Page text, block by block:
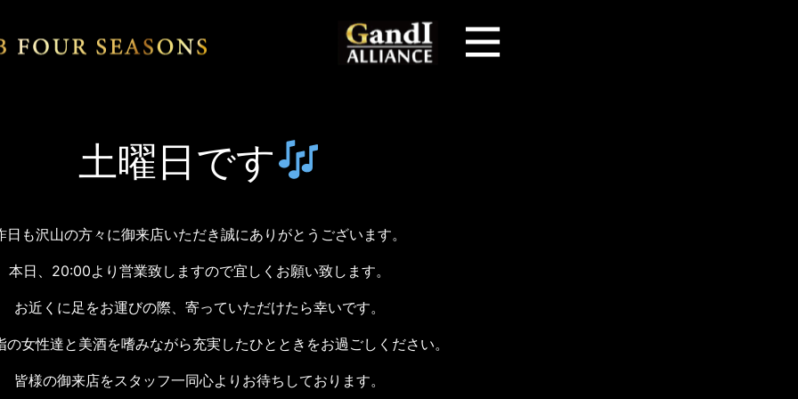
土曜日です
日も沢山の方々に御来店いただき誠にありがとうございます。
本日、20:00より営業致しますので宜しくお願い致します。
お近くに足をお運びの際、寄っていただけたら幸いです。
の女性達と美酒を嗜みながら充実したひとときをお過ごしください。
皆様の御来店をスタッフ一同心よりお待ちしております。